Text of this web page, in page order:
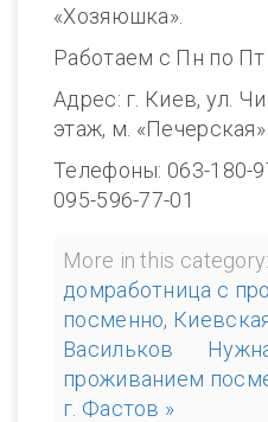
«Хозяюшка».
Работаем с Пн по
Адрес: г. Киев, ул.
этаж, м. «Печерская»
Телефоны: 063-180-
095-596-77-01
More in this category:
домработница с
посменно, Киевская
Васильков
проживанием
г. Фастов »